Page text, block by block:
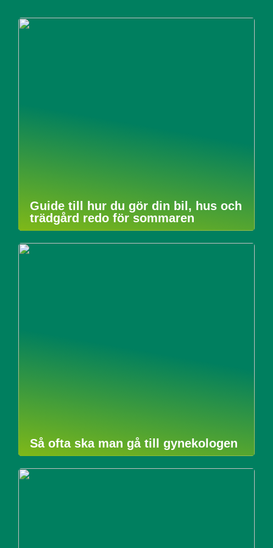
Guide till hur du gör din bil, hus och
trädgård redo för sommaren
Så ofta ska man gå till gynekologen